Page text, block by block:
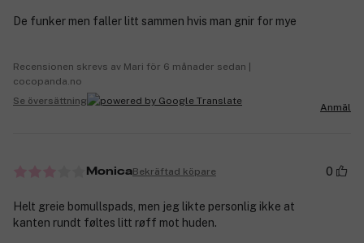
De funker men faller litt sammen hvis man gnir for mye
Recensionen skrevs av Mari för 6 månader sedan |
cocopanda.no
Se översättning
Anmäl
MonicaBekräftad köpare 0
Helt greie bomullspads, men jeg likte personlig ikke at
kanten rundt føltes litt røff mot huden.